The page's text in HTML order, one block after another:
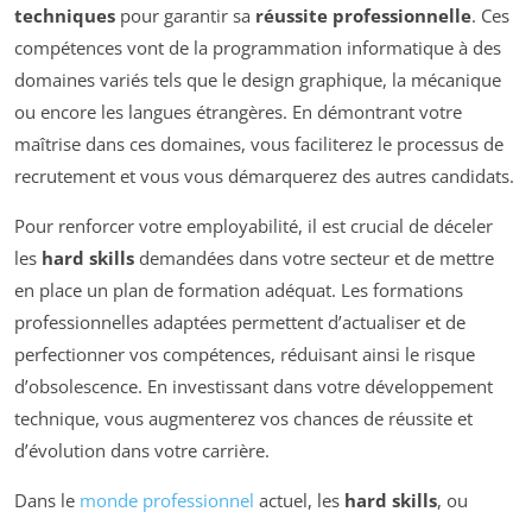
techniques pour garantir sa réussite professionnelle. Ces
compétences vont de la programmation informatique à des
domaines variés tels que le design graphique, la mécanique
ou encore les langues étrangères. En démontrant votre
maîtrise dans ces domaines, vous faciliterez le processus de
recrutement et vous vous démarquerez des autres candidats.
Pour renforcer votre employabilité, il est crucial de déceler
les hard skills demandées dans votre secteur et de mettre
en place un plan de formation adéquat. Les formations
professionnelles adaptées permettent d’actualiser et de
perfectionner vos compétences, réduisant ainsi le risque
d’obsolescence. En investissant dans votre développement
technique, vous augmenterez vos chances de réussite et
d’évolution dans votre carrière.
Dans le monde professionnel actuel, les hard skills, ou